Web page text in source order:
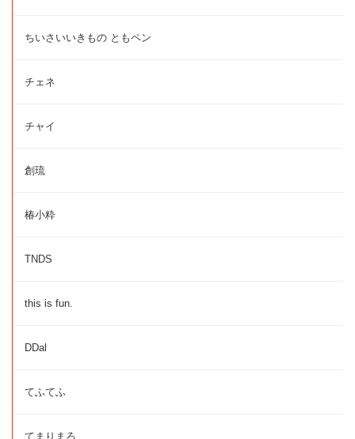
ちいさいいきもの ともペン
チェネ
チャイ
創琉
椿小粋
TNDS
this is fun.
DDal
てふてふ
てまりまろ